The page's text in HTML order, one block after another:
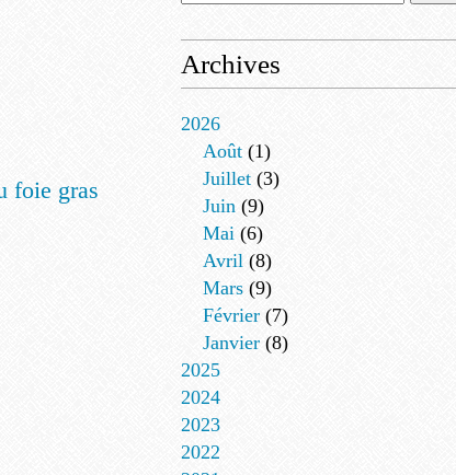
foie gras
Archives
2026
Août (1)
Juillet (3)
Juin (9)
Mai (6)
Avril (8)
Mars (9)
Février (7)
Janvier (8)
2025
2024
2023
2022